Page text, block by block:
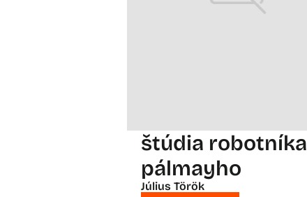
štúdia robotníka
pálmayho
Július Török